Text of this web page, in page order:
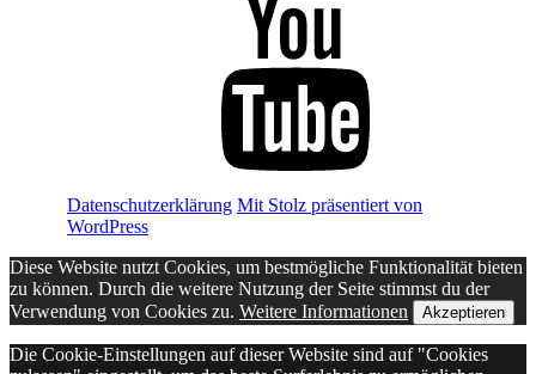
Datenschutzerklärung Mit Stolz präsentiert von
WordPress
Diese Website nutzt Cookies, um bestmögliche Funktionalität bieten
zu können. Durch die weitere Nutzung der Seite stimmst du der
Verwendung von Cookies zu. Weitere Informationen Akzeptieren
Die Cookie-Einstellungen auf dieser Website sind auf "Cookies